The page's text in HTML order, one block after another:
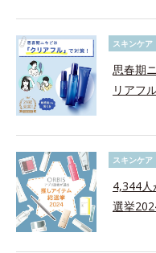
スキンケア
思春期
リアフ
スキンケア
4,344
選挙